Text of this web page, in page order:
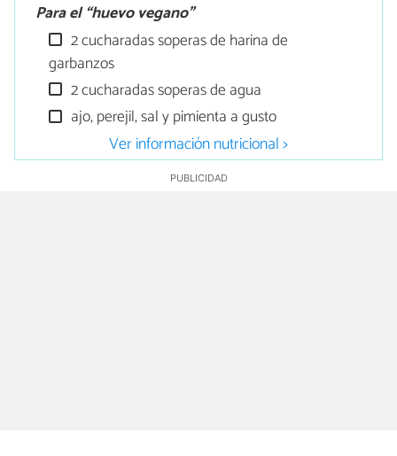
Para el “huevo vegano”
2 cucharadas soperas de harina de
garbanzos
2 cucharadas soperas de agua
ajo, perejil, sal y pimienta a gusto
Ver información nutricional >